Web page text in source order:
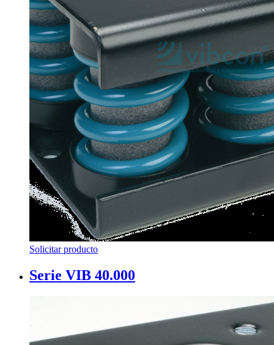
Solicitar producto
Serie VIB 40.000